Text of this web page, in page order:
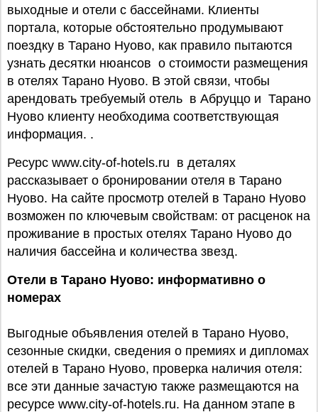
выходные и отели с бассейнами. Клиенты
портала, которые обстоятельно продумывают
поездку в Тарано Нуово, как правило пытаются
узнать десятки нюансов о стоимости размещения
в отелях Тарано Нуово. В этой связи, чтобы
арендовать требуемый отель в Абруццо и Тарано
Нуово клиенту необходима соответствующая
информация. .
Ресурс www.city-of-hotels.ru в деталях
рассказывает о бронировании отеля в Тарано
Нуово. На сайте просмотр отелей в Тарано Нуово
возможен по ключевым свойствам: от расценок на
проживание в простых отелях Тарано Нуово до
наличия бассейна и количества звезд.
Отели в Тарано Нуово: информативно о
номерах
Выгодные объявления отелей в Тарано Нуово,
сезонные скидки, сведения о премиях и дипломах
отелей в Тарано Нуово, проверка наличия отеля:
все эти данные зачастую также размещаются на
ресурсе www.city-of-hotels.ru. На данном этапе в